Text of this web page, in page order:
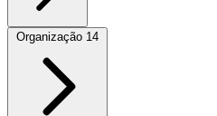
Organização 14